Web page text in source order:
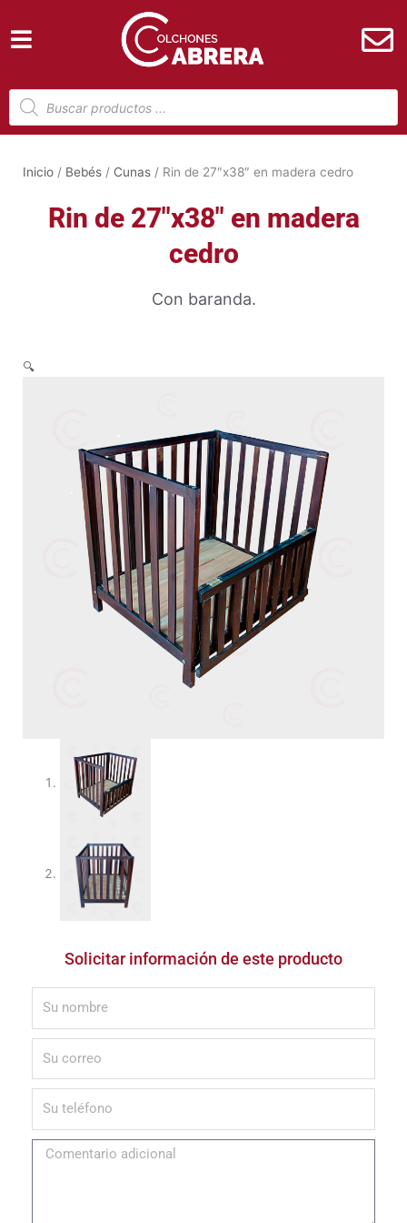
contenido
Búsqueda
de
productos
Inicio / Bebés / Cunas / Rin de 27″x38″ en madera cedro
Rin de 27″x38″ en madera
cedro
Con baranda.
🔍
Solicitar información de este producto